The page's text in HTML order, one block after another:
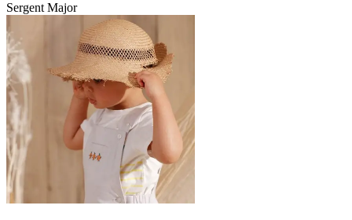
Sergent Major